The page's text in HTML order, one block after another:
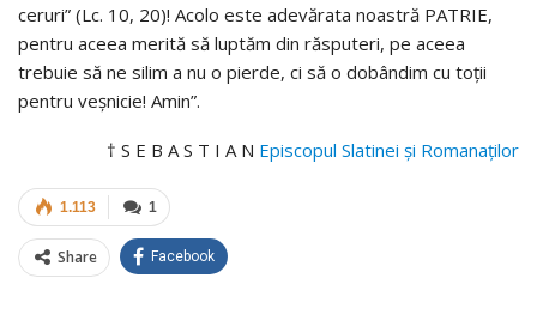
ceruri” (Lc. 10, 20)! Acolo este adevărata noastră PATRIE,
pentru aceea merită să luptăm din răsputeri, pe aceea
trebuie să ne silim a nu o pierde, ci să o dobândim cu toții
pentru veșnicie! Amin”.
† S E B A S T I A N Episcopul Slatinei și Romanaților
1
1.113
Share Facebook